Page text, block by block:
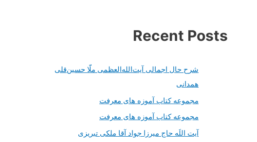
Recent Posts
شرح حال اجمالی آیت‌الله‌العظمی ملّا حسین‌قلی
همدانی
مجموعه کتاب آموزه های معرفت
مجموعه کتاب آموزه های معرفت
آیت اللَه حاج میرزا جواد آقا ملکی تبریزی